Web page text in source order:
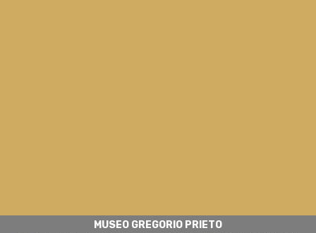
MUSEO GREGORIO PRIETO